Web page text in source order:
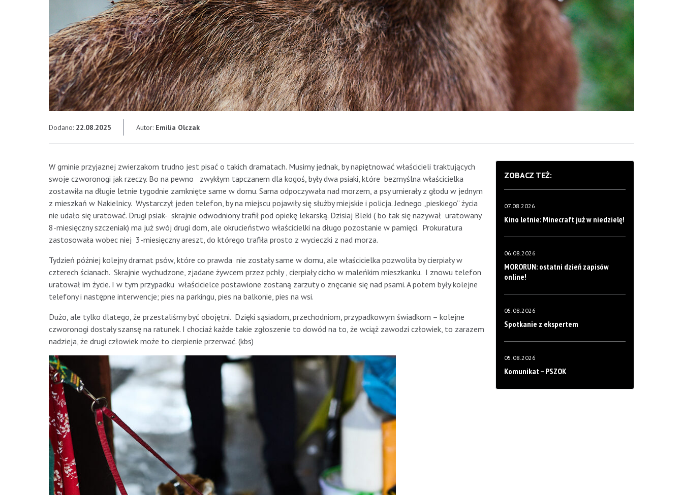
Dodano: 22.08.2025 Autor: Emilia Olczak
W gminie przyjaznej zwierzakom trudno jest pisać o takich dramatach. Musimy jednak, by napiętnować właścicieli traktujących
swoje czworonogi jak rzeczy. Bo na pewno zwykłym tapczanem dla kogoś, były dwa psiaki, które bezmyślna właścicielka
zostawiła na długie letnie tygodnie zamknięte same w domu. Sama odpoczywała nad morzem, a psy umierały z głodu w jednym
z mieszkań w Nakielnicy. Wystarczył jeden telefon, by na miejscu pojawiły się służby miejskie i policja. Jednego „pieskiego” życia
nie udało się uratować. Drugi psiak- skrajnie odwodniony trafił pod opiekę lekarską. Dzisiaj Bleki ( bo tak się nazywał uratowany
8-miesięczny szczeniak) ma już swój drugi dom, ale okrucieństwo właścicielki na długo pozostanie w pamięci. Prokuratura
zastosowała wobec niej 3-miesięczny areszt, do którego trafiła prosto z wycieczki z nad morza.
Tydzień później kolejny dramat psów, które co prawda nie zostały same w domu, ale właścicielka pozwoliła by cierpiały w
czterech ścianach. Skrajnie wychudzone, zjadane żywcem przez pchły , cierpiały cicho w maleńkim mieszkanku. I znowu telefon
uratował im życie. I w tym przypadku właścicielce postawione zostaną zarzuty o znęcanie się nad psami. A potem były kolejne
telefony i następne interwencje; pies na parkingu, pies na balkonie, pies na wsi.
Dużo, ale tylko dlatego, że przestaliśmy być obojętni. Dzięki sąsiadom, przechodniom, przypadkowym świadkom – kolejne
czworonogi dostały szansę na ratunek. I chociaż każde takie zgłoszenie to dowód na to, że wciąż zawodzi człowiek, to zarazem
nadzieja, że drugi człowiek może to cierpienie przerwać. (kbs)
ZOBACZ TEŻ:
07.08.2026
Kino letnie: Minecraft już w niedzielę!
06.08.2026
MORORUN: ostatni dzień zapisów
online!
05.08.2026
Spotkanie z ekspertem
05.08.2026
Komunikat – PSZOK